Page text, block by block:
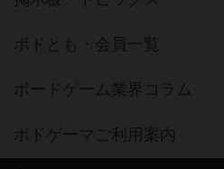
ボドとも・会員一覧
ボードゲーム業界コラム
ボドゲーマご利用案内